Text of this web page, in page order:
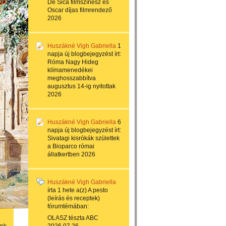
De Sica filmszínész és
Oscar díjas filmrendező
2026
Huszákné Vigh Gabriella 1
napja új blogbejegyzést írt:
Róma Nagy Hideg
klímamenedékei
meghosszabbítva
augusztus 14-ig nyitottak
2026
Huszákné Vigh Gabriella 6
napja új blogbejegyzést írt:
Sivatagi kisrókák születtek
a Bioparco római
állatkertben 2026
Huszákné Vigh Gabriella
írta 1 hete a(z)A pesto
(leírás és receptek)
fórumtémában:
OLASZ tészta ABC